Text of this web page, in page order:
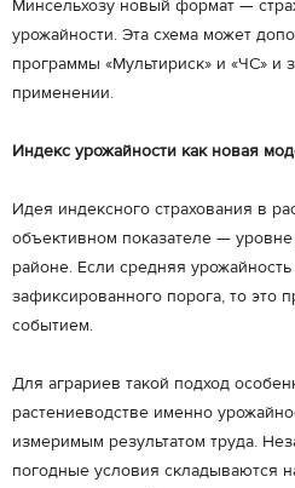
Минсельхозу новый формат —
урожайности. Эта схема может
программы «Мультириск» и «ЧС» и
применении.
Индекс урожайности как новая
Идея индексного страхования в
объективном показателе —
районе. Если средняя
зафиксированного порога, то это
событием.
Для аграриев такой подход
растениеводстве именно
измеримым результатом труда.
погодные условия складываются